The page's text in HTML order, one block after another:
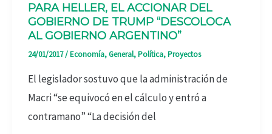
PARA HELLER, EL ACCIONAR DEL
GOBIERNO DE TRUMP “DESCOLOCA
AL GOBIERNO ARGENTINO”
24/01/2017/Economía,General,Política,Proyectos
El legislador sostuvo que la administración de
Macri “se equivocó en el cálculo y entró a
contramano” “La decisión del